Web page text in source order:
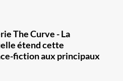
The Curve - La
étend cette
fiction aux principaux